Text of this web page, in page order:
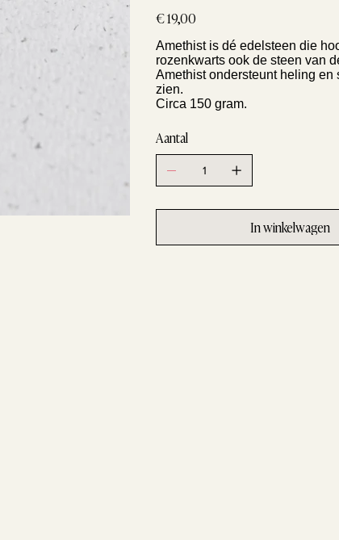
€ 19,00
Amethist is dé edelsteen die
rozenkwarts ook de steen van
Amethist ondersteunt heling
zien.
Circa 150 gram.
Aantal
In winkelwagen